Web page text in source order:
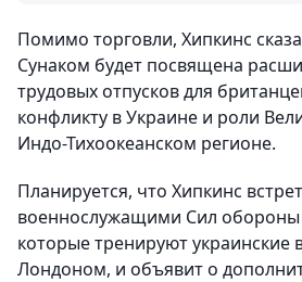
Помимо торговли, Хипкинс
Сунаком будет посвящена
трудовых отпусков для
конфликту в Украине и роли
Индо-Тихоокеанском регионе.
Планируется, что Хипкинс
военнослужащими Сил
которые тренируют украинские
Лондоном, и объявит о